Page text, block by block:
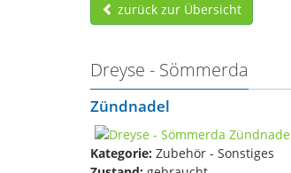
zurück zur Übersicht
Dreyse - Sömmerda
Zündnadel
Kategorie: Zubehör - Sonstiges